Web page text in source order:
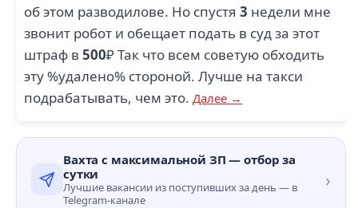
об этом разводилове. Но спустя 3 недели мне
звонит робот и обещает подать в суд за этот
штраф в 500₽ Так что всем советую обходить
эту %удалено% стороной. Лучше на такси
подрабатывать, чем это. Далее →
Вахта с максимальной ЗП — отбор за
сутки
Лучшие вакансии из поступивших за день — в
Telegram-канале
›